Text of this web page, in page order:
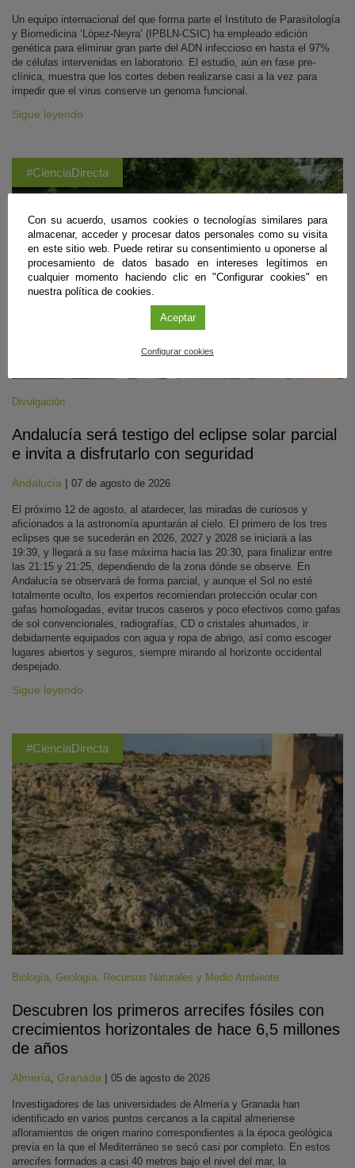
Un equipo internacional del que forma parte el Instituto de Parasitología
y Biomedicina ‘López-Neyra’ (IPBLN-CSIC) ha empleado edición
genética para eliminar gran parte del ADN infeccioso en hasta el 97%
de células intervenidas en laboratorio. El estudio, aún en fase pre-
clínica, muestra que los cortes deben realizarse casi a la vez para
impedir que el virus conserve un genoma funcional.
Sigue leyendo
#CienciaDirecta
Divulgación
Andalucía será testigo del eclipse solar parcial
e invita a disfrutarlo con seguridad
Andalucía | 07 de agosto de 2026
El próximo 12 de agosto, al atardecer, las miradas de curiosos y
aficionados a la astronomía apuntarán al cielo. El primero de los tres
eclipses que se sucederán en 2026, 2027 y 2028 se iniciará a las
19:39, y llegará a su fase máxima hacia las 20:30, para finalizar entre
las 21:15 y 21:25, dependiendo de la zona dónde se observe. En
Andalucía se observará de forma parcial, y aunque el Sol no esté
totalmente oculto, los expertos recomiendan protección ocular con
gafas homologadas, evitar trucos caseros y poco efectivos como gafas
de sol convencionales, radiografías, CD o cristales ahumados, ir
debidamente equipados con agua y ropa de abrigo, así como escoger
lugares abiertos y seguros, siempre mirando al horizonte occidental
despejado.
Sigue leyendo
#CienciaDirecta
Biología, Geología, Recursos Naturales y Medio Ambiente
Descubren los primeros arrecifes fósiles con
crecimientos horizontales de hace 6,5 millones
de años
Almería Granada | 05 de agosto de 2026
Investigadores de las universidades de Almería y Granada han
identificado en varios puntos cercanos a la capital almeriense
afloramientos de origen marino correspondientes a la época geológica
previa en la que el Mediterráneo se secó casi por completo. En estos
arrecifes formados a casi 40 metros bajo el nivel del mar, la
Con su acuerdo, usamos cookies o tecnologías similares para
almacenar, acceder y procesar datos personales como su visita
en este sitio web. Puede retirar su consentimiento u oponerse al
procesamiento de datos basado en intereses legítimos en
cualquier momento haciendo clic en "Configurar cookies" en
nuestra política de cookies.
Aceptar
Configurar cookies